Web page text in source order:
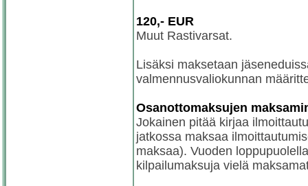
120,- EUR
Muut Rastivarsat.
Lisäksi maksetaan
valmennusvaliokunnan
Osanottomaksujen
Jokainen pitää kirjaa
jatkossa maksaa
maksaa). Vuoden
kilpailumaksuja vielä